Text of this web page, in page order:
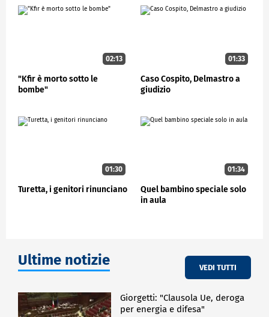
02:13
"Kfir è morto sotto le
bombe"
01:33
Caso Cospito, Delmastro a
giudizio
01:30
Turetta, i genitori rinunciano
01:34
Quel bambino speciale solo
in aula
Ultime notizie VEDI TUTTI
Giorgetti: "Clausola Ue, deroga
per energia e difesa"